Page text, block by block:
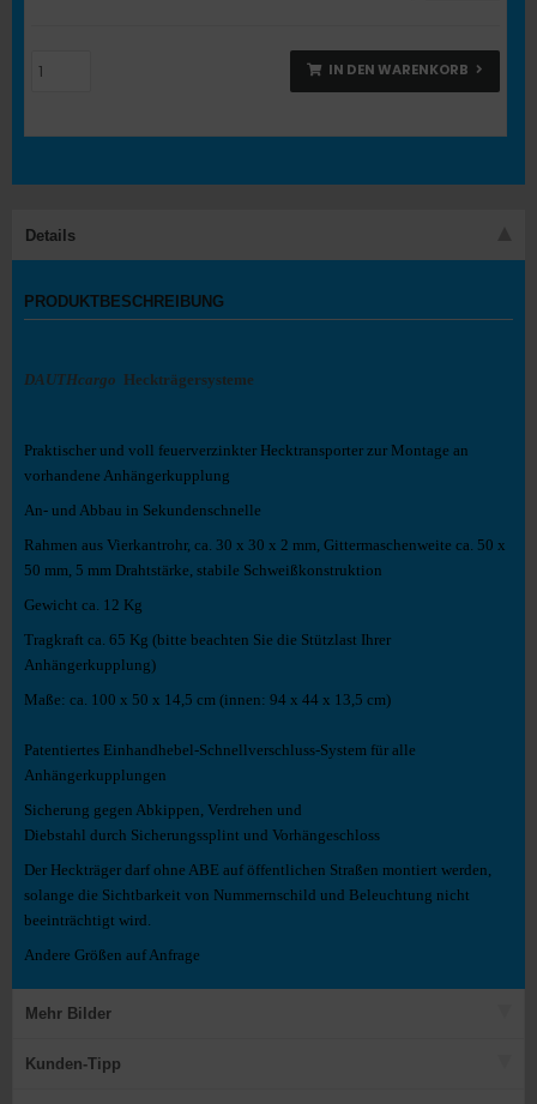
IN DEN WARENKORB
Details
PRODUKTBESCHREIBUNG
DAUTHcargo Heckträgersysteme
Praktischer und voll feuerverzinkter Hecktransporter zur Montage an
vorhandene Anhängerkupplung
An- und Abbau in Sekundenschnelle
Rahmen aus Vierkantrohr, ca. 30 x 30 x 2 mm, Gittermaschenweite ca. 50 x
50 mm, 5 mm Drahtstärke, stabile Schweißkonstruktion
Gewicht ca. 12 Kg
Tragkraft ca. 65 Kg (bitte beachten Sie die Stützlast Ihrer
Anhängerkupplung)
Maße: ca. 100 x 50 x 14,5 cm (innen: 94 x 44 x 13,5 cm)
Patentiertes Einhandhebel-Schnellverschluss-System für alle
Anhängerkupplungen
Sicherung gegen Abkippen, Verdrehen und
Diebstahl durch Sicherungssplint und Vorhängeschloss
Der Heckträger darf ohne ABE auf öffentlichen Straßen montiert werden,
solange die Sichtbarkeit von Nummernschild und Beleuchtung nicht
beeinträchtigt wird.
Andere Größen auf Anfrage
Mehr Bilder
Kunden-Tipp